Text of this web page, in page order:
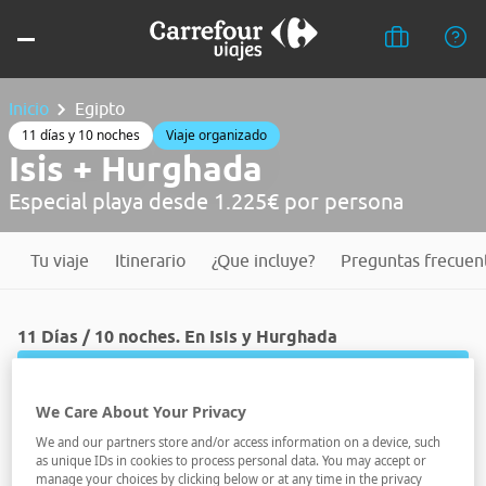
Inicio Egipto
11 días y 10 noches Viaje organizado
Isis + Hurghada
Especial playa desde 1.225€ por persona
Tu viaje Itinerario ¿Que incluye? Preguntas
11 Días / 10 noches. En Isis y Hurghada
Plazas limitadas.
Isis y Hurghada
Embárcate en una aventura única por las tierras del
We Care About Your Privacy
We and our partners store and/or access information on a device, such
as unique IDs in cookies to process personal data. You may accept or
manage your choices by clicking below or at any time in the privacy